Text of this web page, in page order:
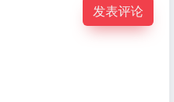
发表评论